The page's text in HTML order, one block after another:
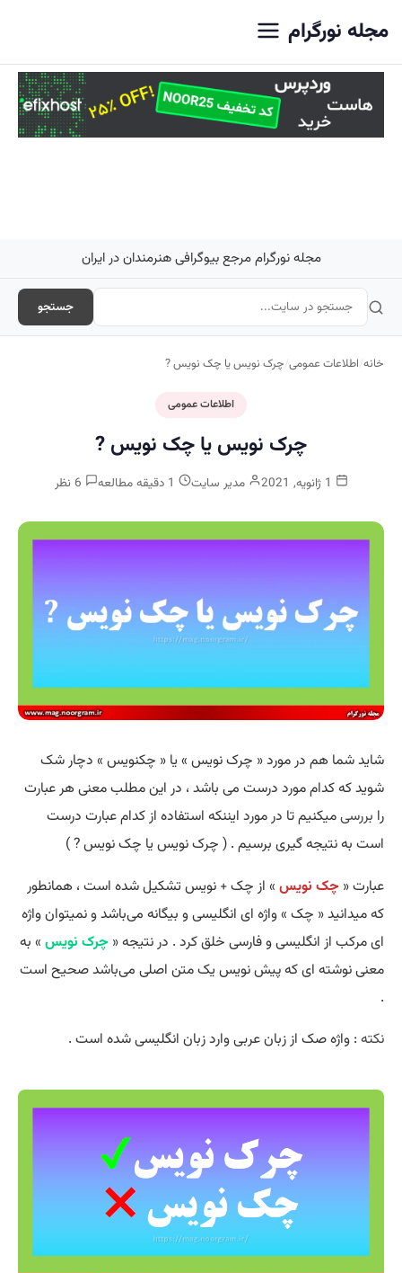
مجله نورگرام
مجله نورگرام مرجع بیوگرافی هنرمندان در ایران
جستجو
خانه/اطلاعات عمومی/چرک نویس یا چک نویس ?
اطلاعات عمومی
چرک نویس یا چک نویس ?
مدیر سایت
شاید شما هم در مورد « چرک نویس » یا « چکنویس » دچار شک
شوید که کدام مورد درست می باشد ، در این مطلب معنی هر عبارت
را بررسیمیکنیم تا در مورد ایننکه استفاده از کدام عبارت درست
است به نتیجه گیری برسیم . ( چرک نویس یا چک نویس ? )
عبارت « چک نویس » از چک + نویس تشکیل شده است ، همانطور
که میدانید « چک » واژه ای انگلیسی و بیگانه می‌باشد و نمیتوان واژه
ای مرکب از انگلیسی و فارسی خلق کرد . در نتیجه « چرک نویس » به
معنی نوشته ای که پیش نویس یک متن اصلی می‌باشد صحیح است
.
نکته : واژه صک از زبان عربی وارد زبان انگلیسی شده است .